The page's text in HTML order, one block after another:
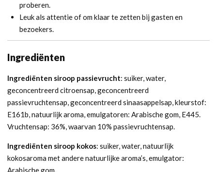
proberen.
Leuk als attentie of om klaar te zetten bij gasten en
bezoekers.
Ingrediënten
Ingrediënten siroop passievrucht: suiker, water,
geconcentreerd citroensap, geconcentreerd
passievruchtensap, geconcentreerd sinaasappelsap, kleurstof:
E161b, natuurlijk aroma, emulgatoren: Arabische gom, E445.
Vruchtensap: 36%, waarvan 10% passievruchtensap.
Ingrediënten siroop kokos: suiker, water, natuurlijk
kokosaroma met andere natuurlijke aroma’s, emulgator:
Arabische gom.